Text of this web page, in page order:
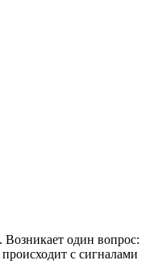
один вопрос:
с сигналами